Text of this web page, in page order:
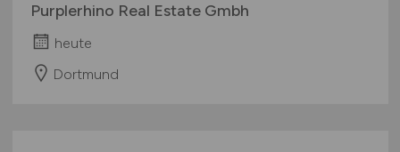
Purplerhino Real Estate Gmbh
heute
Dortmund